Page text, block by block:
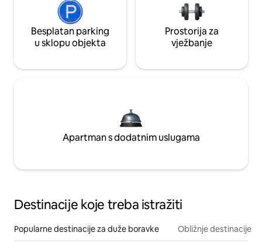
Besplatan parking
u sklopu objekta
Prostorija za
vježbanje
Apartman s dodatnim uslugama
Destinacije koje treba istražiti
Popularne destinacije za duže boravke Obližnje destinacije